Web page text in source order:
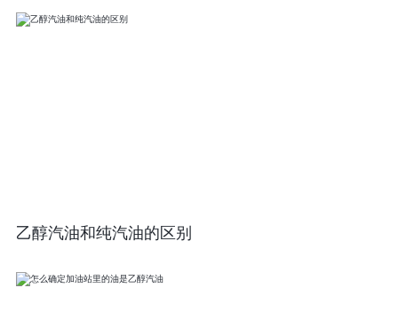
​乙醇汽油和纯汽油的区别